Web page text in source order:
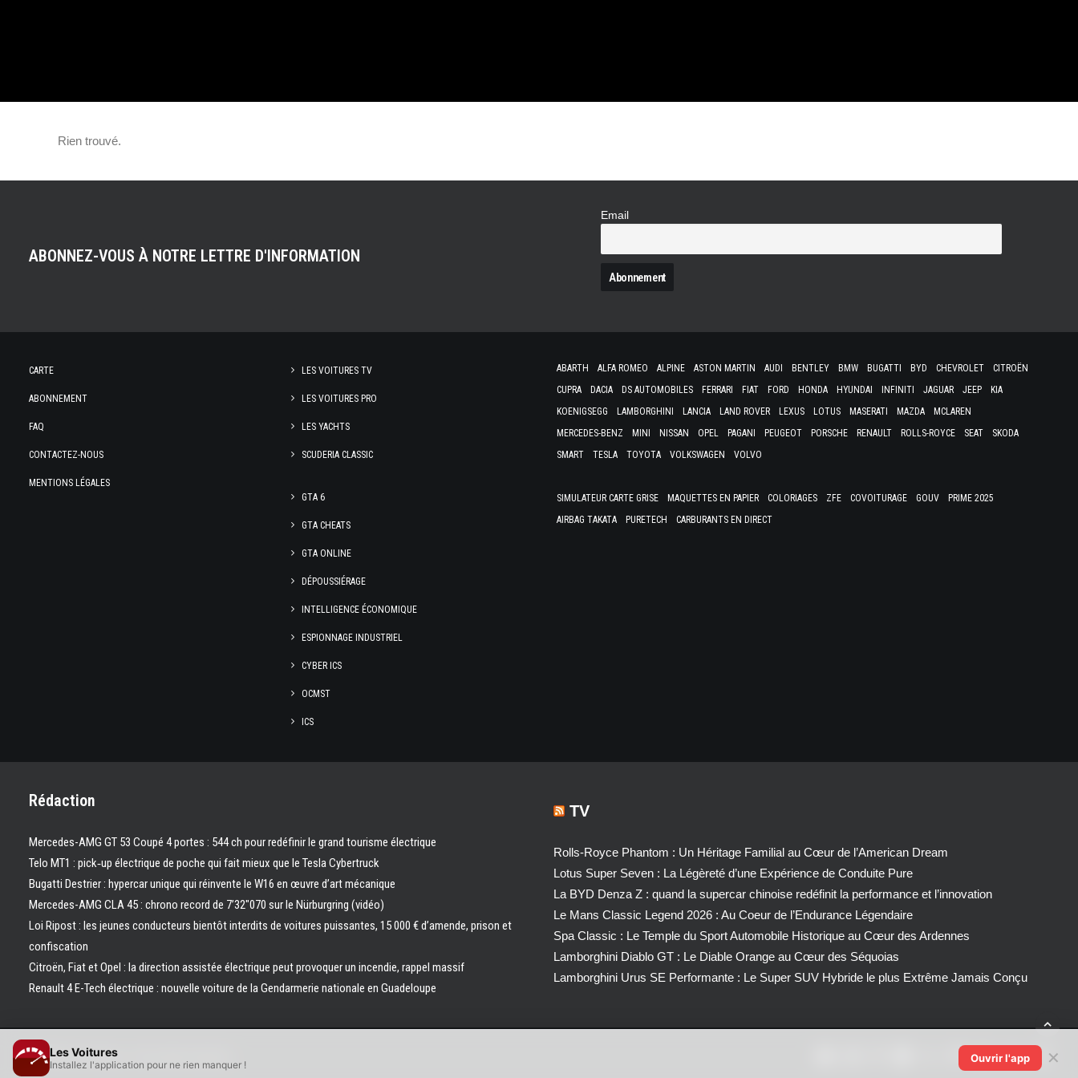
BIENTÔT EN PANNE ?
Rien trouvé.
ABONNEZ-VOUS À NOTRE LETTRE D'INFORMATION
Email
CARTE
ABONNEMENT
FAQ
CONTACTEZ-NOUS
MENTIONS LÉGALES
LES VOITURES TV
LES VOITURES PRO
LES YACHTS
SCUDERIA CLASSIC
GTA 6
GTA CHEATS
GTA ONLINE
DÉPOUSSIÉRAGE
INTELLIGENCE ÉCONOMIQUE
ESPIONNAGE INDUSTRIEL
CYBER ICS
OCMST
ICS
ABARTH ALFA ROMEO ALPINE ASTON MARTIN AUDI BENTLEY BMW BUGATTI BYD CHEVROLET
CITROËN
CUPRA
DACIA DS AUTOMOBILES FERRARI FIAT FORD HONDA HYUNDAI INFINITI JAGUAR JEEP
KIA
KOENIGSEGG
LAMBORGHINI LANCIA LAND ROVER LEXUS LOTUS MASERATI MAZDA
MCLAREN
MERCEDES-BENZ
MINI NISSAN OPEL PAGANI PEUGEOT PORSCHE RENAULT ROLLS-ROYCE SEAT
SKODA
SMART
TESLA TOYOTA VOLKSWAGEN VOLVO
SIMULATEUR CARTE GRISE MAQUETTES EN PAPIER COLORIAGES ZFE COVOITURAGE GOUV
PRIME 2025
AIRBAG TAKATA
PURETECH CARBURANTS EN DIRECT
Rédaction
Mercedes-AMG GT 53 Coupé 4 portes : 544 ch pour redéfinir le grand tourisme électrique
Telo MT1 : pick‑up électrique de poche qui fait mieux que le Tesla Cybertruck
Bugatti Destrier : hypercar unique qui réinvente le W16 en œuvre d’art mécanique
Mercedes-AMG CLA 45 : chrono record de 7’32″070 sur le Nürburgring (vidéo)
Loi Ripost : les jeunes conducteurs bientôt interdits de voitures puissantes, 15 000 € d’amende, prison et
confiscation
Citroën, Fiat et Opel : la direction assistée électrique peut provoquer un incendie, rappel massif
Renault 4 E-Tech électrique : nouvelle voiture de la Gendarmerie nationale en Guadeloupe
TV
Rolls-Royce Phantom : Un Héritage Familial au Cœur de l’American Dream
Lotus Super Seven : La Légèreté d’une Expérience de Conduite Pure
La BYD Denza Z : quand la supercar chinoise redéfinit la performance et l’innovation
Le Mans Classic Legend 2026 : Au Coeur de l’Endurance Légendaire
Spa Classic : Le Temple du Sport Automobile Historique au Cœur des Ardennes
Lamborghini Diablo GT : Le Diable Orange au Cœur des Séquoias
Lamborghini Urus SE Performante : Le Super SUV Hybride le plus Extrême Jamais Conçu
© 2026 Les Voitures. | Tous droits réservés.
Les Voitures
Installez l'application pour ne rien manquer !
Ouvrir l'app ✕